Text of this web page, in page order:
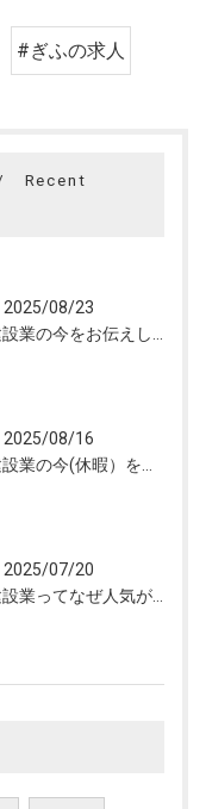
#ぎふの求人
Recent
2025/08/23
2025/08/16
2025/07/20